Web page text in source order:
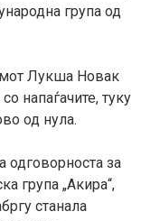
група од
Лукша Новак
напаѓачите, туку
од нула.
одговорноста за
група „Акира“,
станала